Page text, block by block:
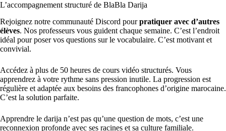
L’accompagnement structuré de BlaBla Darija
Rejoignez notre communauté Discord pourpratiquer avec d’autres
élèves. Nos professeurs vous guident chaque semaine. C’est l’endroit
idéal pour poser vos questions sur le vocabulaire. C’est motivant et
convivial.
Accédez à plus de 50 heures de cours vidéo structurés. Vous
apprendrez à votre rythme sans pression inutile. La progression est
régulière et adaptée aux besoins des francophones d’origine marocaine.
C’est la solution parfaite.
Apprendre le darija n’est pas qu’une question de mots, c’est une
reconnexion profonde avec ses racines et sa culture familiale.